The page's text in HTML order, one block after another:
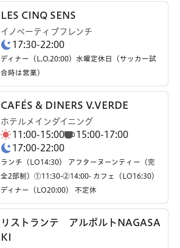
LES CINQ SENS
イノベーティブフレンチ
17:30-22:00
ディナー（L.O.20:00）水曜定休日（サッカー試
合時は営業）
CAFÉS & DINERS V.VERDE
ホテルメインダイニング
11:00-15:00
15:00-17:00
17:00-22:00
ランチ（LO14:30） アフターヌーンティー（完
全2部制）①11:30-②14:00- カフェ（LO16:30）
ディナー（LO20:00） 不定休
リストランテ アルポルトNAGASA
KI